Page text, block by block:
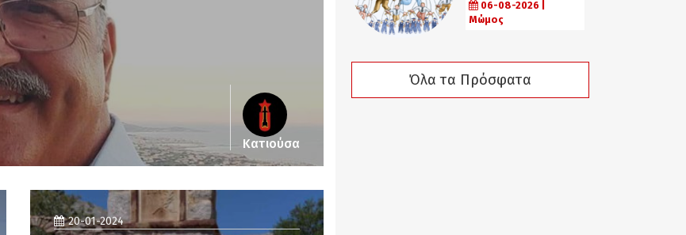
Κατιούσα
20-01-2024
06-08-2026 |
Μώμος
Όλα τα Πρόσφατα